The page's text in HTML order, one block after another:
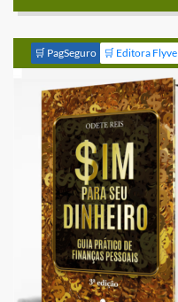
🛒 PagSeguro 🛒 Editora Flyve